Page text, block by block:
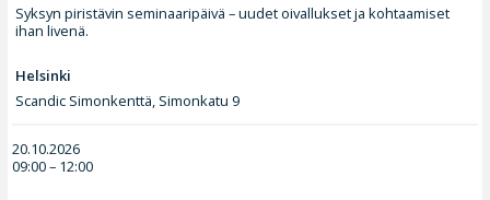
Syksyn piristävin seminaaripäivä – uudet oivallukset ja kohtaamiset
ihan livenä.
Helsinki
Scandic Simonkenttä, Simonkatu 9
20.10.2026
09:00 – 12:00